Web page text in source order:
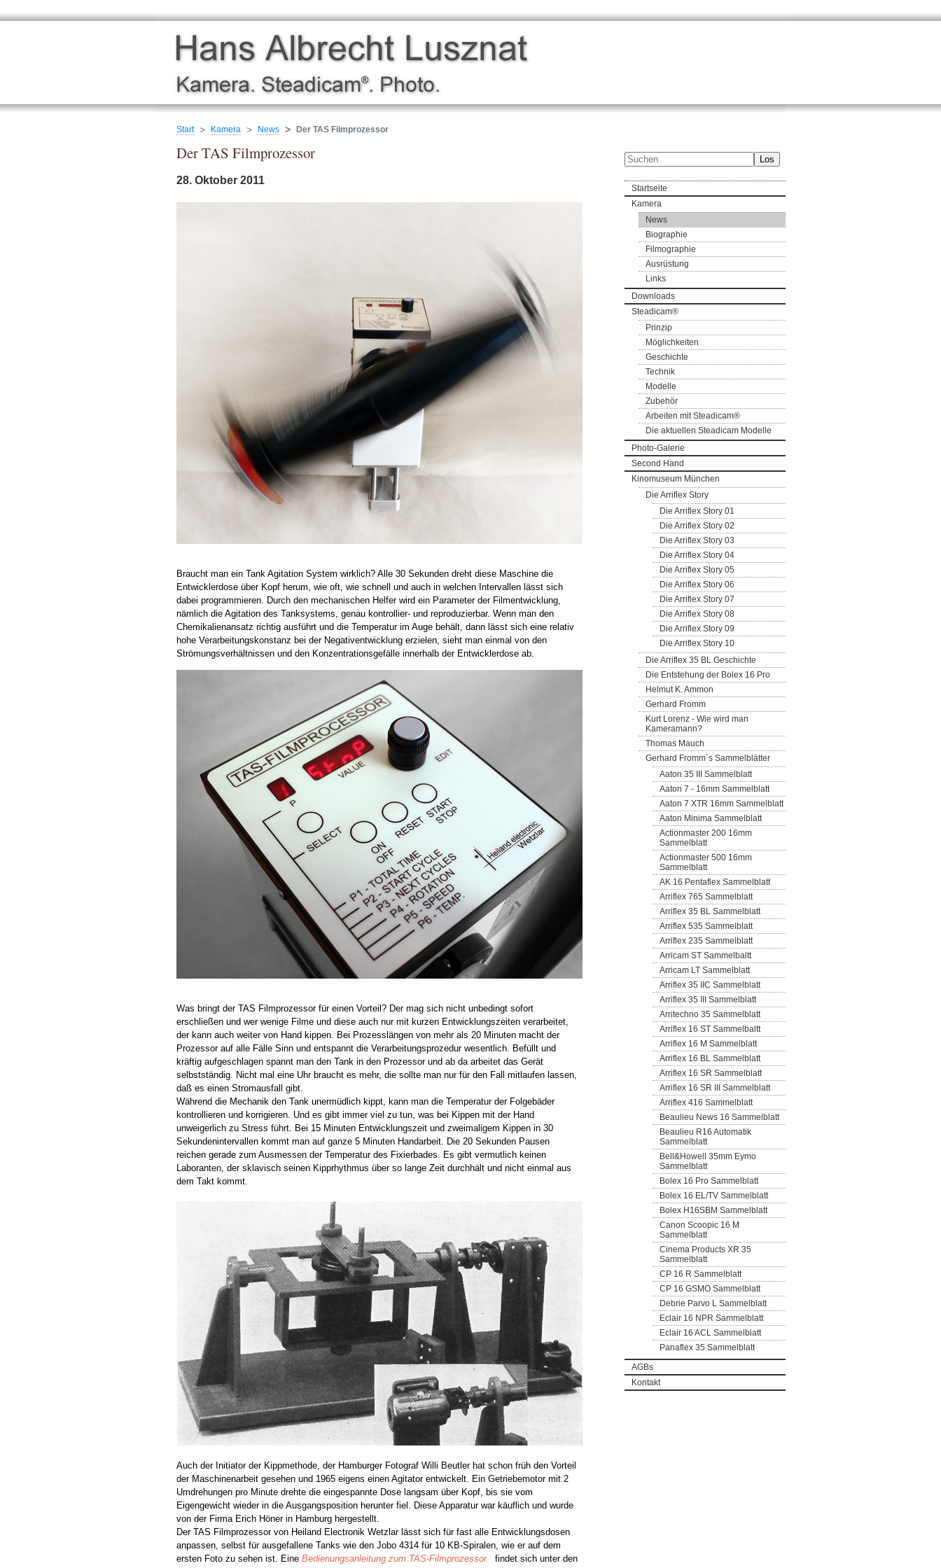
Start Kamera News Der TAS Filmprozessor
Der TAS Filmprozessor
28. Oktober 2011
Braucht man ein Tank Agitation System wirklich? Alle 30 Sekunden dreht diese Maschine die
Entwicklerdose über Kopf herum, wie oft, wie schnell und auch in welchen Intervallen lässt sich
dabei programmieren. Durch den mechanischen Helfer wird ein Parameter der Filmentwicklung,
nämlich die Agitation des Tanksystems, genau kontrollier- und reproduzierbar. Wenn man den
Chemikalienansatz richtig ausführt und die Temperatur im Auge behält, dann lässt sich eine relativ
hohe Verarbeitungskonstanz bei der Negativentwicklung erzielen, sieht man einmal von den
Strömungsverhältnissen und den Konzentrationsgefälle innerhalb der Entwicklerdose ab.
Was bringt der TAS Filmprozessor für einen Vorteil? Der mag sich nicht unbedingt sofort
erschließen und wer wenige Filme und diese auch nur mit kurzen Entwicklungszeiten verarbeitet,
der kann auch weiter von Hand kippen. Bei Prozesslängen von mehr als 20 Minuten macht der
Prozessor auf alle Fälle Sinn und entspannt die Verarbeitungsprozedur wesentlich. Befüllt und
kräftig aufgeschlagen spannt man den Tank in den Prozessor und ab da arbeitet das Gerät
selbstständig. Nicht mal eine Uhr braucht es mehr, die sollte man nur für den Fall mitlaufen lassen,
daß es einen Stromausfall gibt.
Während die Mechanik den Tank unermüdlich kippt, kann man die Temperatur der Folgebäder
kontrollieren und korrigieren. Und es gibt immer viel zu tun, was bei Kippen mit der Hand
unweigerlich zu Stress führt. Bei 15 Minuten Entwicklungszeit und zweimaligem Kippen in 30
Sekundenintervallen kommt man auf ganze 5 Minuten Handarbeit. Die 20 Sekunden Pausen
reichen gerade zum Ausmessen der Temperatur des Fixierbades. Es gibt vermutlich keinen
Laboranten, der sklavisch seinen Kipprhythmus über so lange Zeit durchhält und nicht einmal aus
dem Takt kommt.
Auch der Initiator der Kippmethode, der Hamburger Fotograf Willi Beutler hat schon früh den Vorteil
der Maschinenarbeit gesehen und 1965 eigens einen Agitator entwickelt. Ein Getriebemotor mit 2
Umdrehungen pro Minute drehte die eingespannte Dose langsam über Kopf, bis sie vom
Eigengewicht wieder in die Ausgangsposition herunter fiel. Diese Apparatur war käuflich und wurde
von der Firma Erich Höner in Hamburg hergestellt.
Der TAS Filmprozessor von Heiland Electronik Wetzlar lässt sich für fast alle Entwicklungsdosen
anpassen, selbst für ausgefallene Tanks wie den Jobo 4314 für 10 KB-Spiralen, wie er auf dem
ersten Foto zu sehen ist. Eine Bedienungsanleitung zum TAS-Filmprozessor
findet sich unter den
Los
Startseite
Kamera
News
Biographie
Filmographie
Ausrüstung
Links
Downloads
Steadicam®
Prinzip
Möglichkeiten
Geschichte
Technik
Modelle
Zubehör
Arbeiten mit Steadicam®
Die aktuellen Steadicam Modelle
Photo-Galerie
Second Hand
Kinomuseum München
Die Arriflex Story
Die Arriflex Story 01
Die Arriflex Story 02
Die Arriflex Story 03
Die Arriflex Story 04
Die Arriflex Story 05
Die Arriflex Story 06
Die Arriflex Story 07
Die Arriflex Story 08
Die Arriflex Story 09
Die Arriflex Story 10
Die Arriflex 35 BL Geschichte
Die Entstehung der Bolex 16 Pro
Helmut K. Ammon
Gerhard Fromm
Kurt Lorenz - Wie wird man
Kameramann?
Thomas Mauch
Gerhard Fromm`s Sammelblätter
Aaton 35 III Sammelblatt
Aaton 7 - 16mm Sammelblatt
Aaton 7 XTR 16mm Sammelblatt
Aaton Minima Sammelblatt
Actionmaster 200 16mm
Sammelblatt
Actionmaster 500 16mm
Sammelblatt
AK 16 Pentaflex Sammelblatt
Arriflex 765 Sammelblatt
Arriflex 35 BL Sammelblatt
Arriflex 535 Sammelblatt
Arriflex 235 Sammelblatt
Arricam ST Sammelbaltt
Arricam LT Sammelblatt
Arriflex 35 IIC Sammelblatt
Arriflex 35 III Sammelblatt
Arritechno 35 Sammelblatt
Arriflex 16 ST Sammelbaltt
Arriflex 16 M Sammelblatt
Arriflex 16 BL Sammelblatt
Arriflex 16 SR Sammelblatt
Arriflex 16 SR III Sammelblatt
Arriflex 416 Sammelblatt
Beaulieu News 16 Sammelblatt
Beaulieu R16 Automatik
Sammelblatt
Bell&Howell 35mm Eymo
Sammelblatt
Bolex 16 Pro Sammelblatt
Bolex 16 EL/TV Sammelblatt
Bolex H16SBM Sammelblatt
Canon Scoopic 16 M
Sammelblatt
Cinema Products XR 35
Sammelblatt
CP 16 R Sammelblatt
CP 16 GSMO Sammelblatt
Debrie Parvo L Sammelblatt
Eclair 16 NPR Sammelblatt
Eclair 16 ACL Sammelblatt
Panaflex 35 Sammelblatt
AGBs
Kontakt